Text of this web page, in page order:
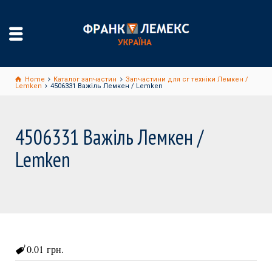
Home Каталог запчастин
Запчастини для сг техніки Лемкен /
Lemken
4506331 Важіль Лемкен / Lemken
4506331 Важіль Лемкен /
Lemken
0.01 грн.